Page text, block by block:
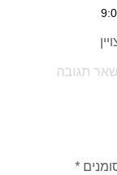
תגובה
*